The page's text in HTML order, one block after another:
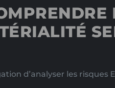
d’analyser les risques